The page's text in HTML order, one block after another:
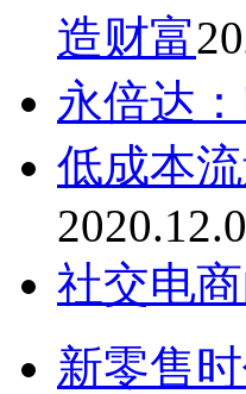
造财富
永倍达
低成本
社交电
新零售